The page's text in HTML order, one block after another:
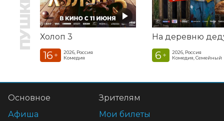
Холоп 3
16 +
2026, Россия
Комедия
6 +
2026, Россия
Комедия, Семейный
Основное
Афиша
Зрителям
Мои билеты